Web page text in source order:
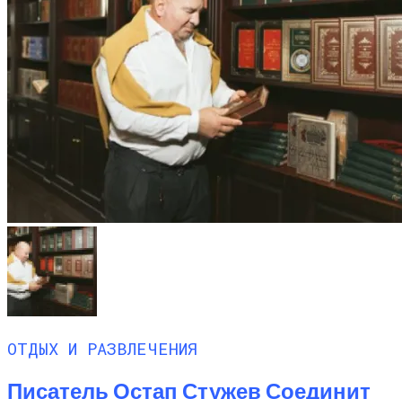
ОТДЫХ И РАЗВЛЕЧЕНИЯ
Писатель Остап Стужев Соединит